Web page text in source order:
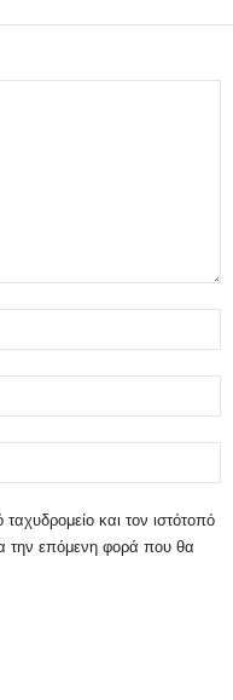
και τον ιστότοπό
την επόμενη φορά που θα